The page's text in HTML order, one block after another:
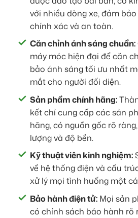
với nhiều dòng xe, đảm
chính xác và an toàn.
Căn chỉnh ánh sáng chuẩn:
máy móc hiện đại để căn
bảo ánh sáng tối ưu nhất
mắt cho người đối diện.
Sản phẩm chính hãng:
kết chỉ cung cấp các sản
hãng, có nguồn gốc rõ
lượng và độ bền.
Kỹ thuật viên kinh nghiệm:
về hệ thống điện và cấu
xử lý mọi tình huống một
Bảo hành điện tử: Mọi sản
có chính sách bảo hành rõ